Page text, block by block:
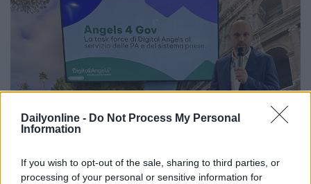
Dailyonline - Do Not Process My Personal
Information
If you wish to opt-out of the sale, sharing to third parties, or
processing of your personal or sensitive information for
AGENZIE
Vittorio Parazzoli 26/05/2025